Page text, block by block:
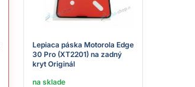
Lepiaca páska Motorola Edge
30 Pro (XT2201) na zadný
kryt Originál
na sklade